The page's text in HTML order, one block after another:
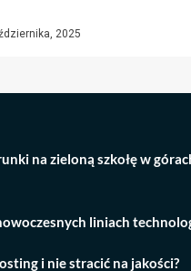
2025
na zieloną szkołę w
liniach
i nie stracić na jakości?